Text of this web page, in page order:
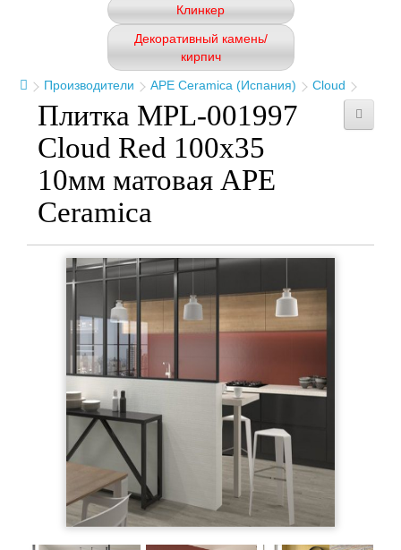
Клинкер
Декоративный камень/
кирпич
Производители
APE Ceramica (Испания) Cloud
Плитка MPL-001997
Cloud Red 100x35
10мм матовая APE
Ceramica